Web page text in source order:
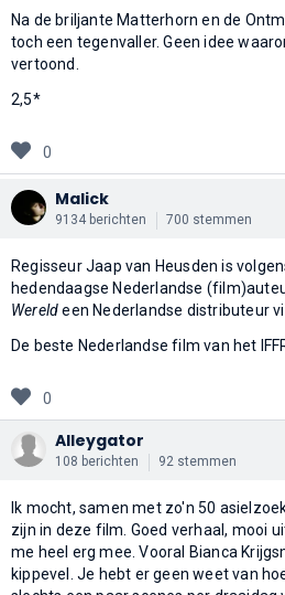
Na de briljante Matterhorn en de
toch een tegenvaller. Geen idee
vertoond.
2,5*
0
Malick
9134 berichten 700 stemmen
Regisseur Jaap van Heusden is
hedendaagse Nederlandse
Wereldeen Nederlandse distributeur
De beste Nederlandse film van het
0
Alleygator
108 berichten 92 stemmen
Ik mocht, samen met zo'n 50
zijn in deze film. Goed verhaal, mooi
me heel erg mee. Vooral Bianca
kippevel. Je hebt er geen weet van